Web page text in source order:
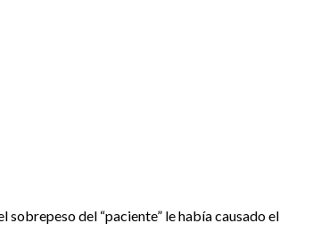
sobrepeso del “paciente” le había causado el